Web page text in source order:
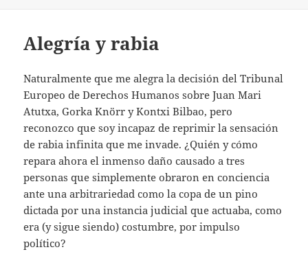
Alegría y rabia
Naturalmente que me alegra la decisión del Tribunal
Europeo de Derechos Humanos sobre Juan Mari
Atutxa, Gorka Knörr y Kontxi Bilbao, pero
reconozco que soy incapaz de reprimir la sensación
de rabia infinita que me invade. ¿Quién y cómo
repara ahora el inmenso daño causado a tres
personas que simplemente obraron en conciencia
ante una arbitrariedad como la copa de un pino
dictada por una instancia judicial que actuaba, como
era (y sigue siendo) costumbre, por impulso
político?